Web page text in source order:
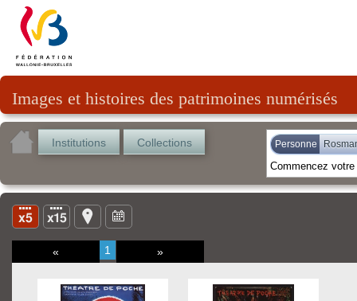
Images et histoires des patrimoines numérisés
Institutions Collections Personne
« 1 »